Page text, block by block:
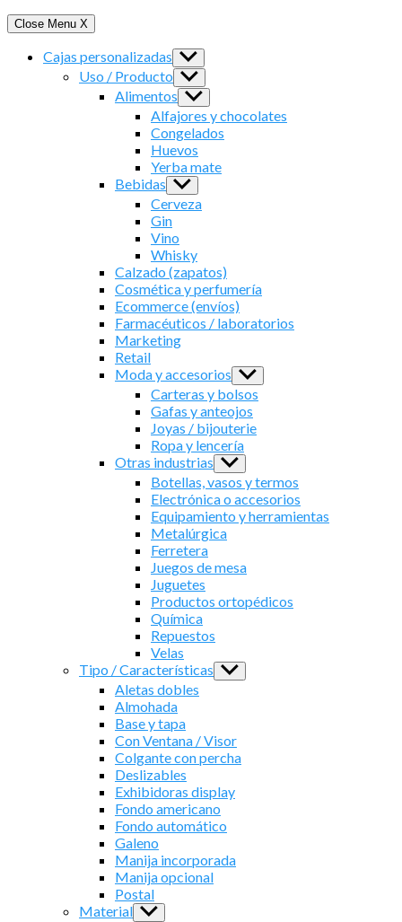
Close Menu X
Cajas personalizadas Show
sub
menu
Uso / Producto Show
sub
menu
Alimentos Show
sub
menu
Alfajores y chocolates
Congelados
Huevos
Yerba mate
Bebidas Show
sub
menu
Cerveza
Gin
Vino
Whisky
Calzado (zapatos)
Cosmética y perfumería
Ecommerce (envíos)
Farmacéuticos / laboratorios
Marketing
Retail
Moda y accesorios Show
sub
menu
Carteras y bolsos
Gafas y anteojos
Joyas / bijouterie
Ropa y lencería
Otras industrias Show
sub
menu
Botellas, vasos y termos
Electrónica o accesorios
Equipamiento y herramientas
Metalúrgica
Ferretera
Juegos de mesa
Juguetes
Productos ortopédicos
Química
Repuestos
Velas
Tipo / Características Show
sub
Aletas dobles
Almohada
Base y tapa
Con Ventana / Visor
Colgante con percha
Deslizables
Exhibidoras display
Fondo americano
Fondo automático
Galeno
Manija incorporada
Manija opcional
Postal
Material Show